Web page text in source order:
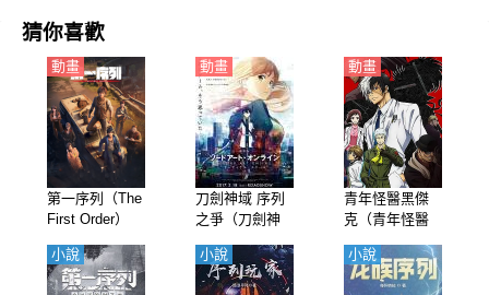
猜你喜歡
第一序列（The
First Order）
動畫
刀劍神域 序列
之爭（刀劍神
【劇場版】
【日語】
動畫
青年怪醫黑傑
克（青年怪醫
語】
動畫
小說 小說 小說